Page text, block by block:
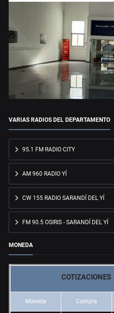
VARIAS RADIOS DEL DEPARTAMENTO
95.1 FM RADIO CITY
AM 960 RADIO YÍ
CW 155 RADIO SARANDÍ DEL YÍ
FM 90.5 OSIRIS - SARANDÍ DEL YÍ
MONEDA
COTIZACIONES
Moneda Compra